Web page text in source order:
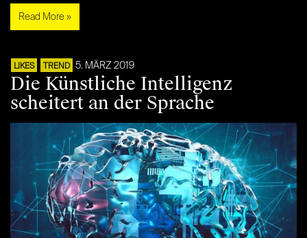
Read More »
LIKES TREND 5. MÄRZ 2019
Die Künstliche Intelligenz
scheitert an der Sprache